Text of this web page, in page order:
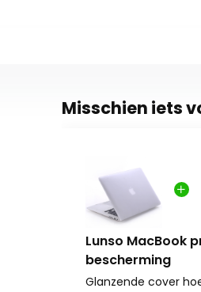
Misschien iets
Lunso MacBook
bescherming
Glanzende cover